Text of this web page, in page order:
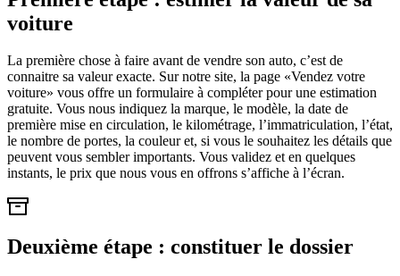
voiture
La première chose à faire avant de vendre son auto, c’est de
connaitre sa valeur exacte. Sur notre site, la page «Vendez votre
voiture» vous offre un formulaire à compléter pour une estimation
gratuite. Vous nous indiquez la marque, le modèle, la date de
première mise en circulation, le kilométrage, l’immatriculation, l’état,
le nombre de portes, la couleur et, si vous le souhaitez les détails que
peuvent vous sembler importants. Vous validez et en quelques
instants, le prix que nous vous en offrons s’affiche à l’écran.
Deuxième étape : constituer le dossier